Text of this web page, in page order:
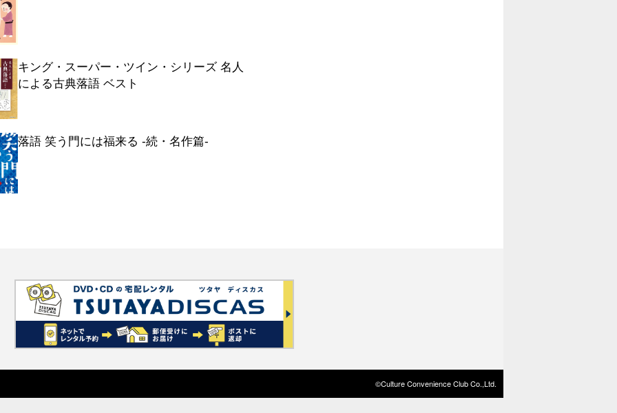
キング・スーパー・ツイン・シリーズ 名人
による古典落語 ベスト
落語 笑う門には福来る -続・名作篇-
©Culture Convenience Club Co.,Ltd.